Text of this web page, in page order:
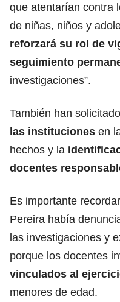
que atentarían contra
de niñas, niños y
reforzará su rol de
seguimiento
investigaciones”.
También han solicitado
las instituciones en
hechos y la
docentes
Es importante
Pereira había
las investigaciones y
porque los docentes
vinculados al
menores de edad.